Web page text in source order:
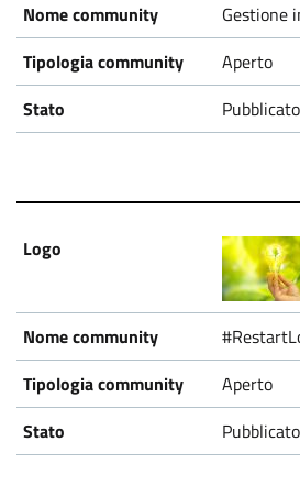
Gestione
Aperto
Pubblicato
Aperto
Pubblicato